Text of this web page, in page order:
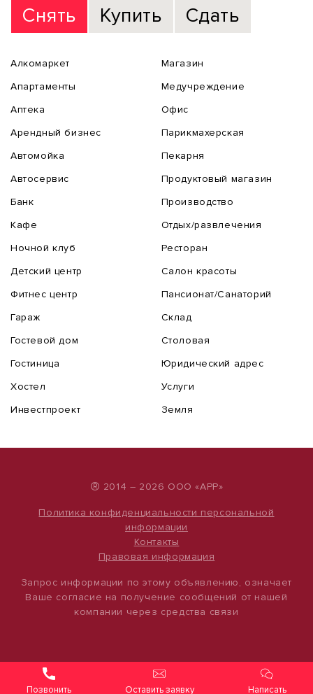
Снять
Купить Сдать
Алкомаркет
Апартаменты
Аптека
Арендный бизнес
Автомойка
Автосервис
Банк
Кафе
Ночной клуб
Детский центр
Фитнес центр
Гараж
Гостевой дом
Гостиница
Хостел
Инвестпроект
Магазин
Медучреждение
Офис
Парикмахерская
Пекарня
Продуктовый магазин
Производство
Отдых/развлечения
Ресторан
Салон красоты
Пансионат/Санаторий
Склад
Столовая
Юридический адрес
Услуги
Земля
® 2014 – 2026 ООО «АРР»
Политика конфиденциальности персональной
информации
Контакты
Правовая информация
Запрос информации по этому объявлению, означает
Ваше согласие на получение сообщений от нашей
компании через средства связи
Оставить заявку Написать